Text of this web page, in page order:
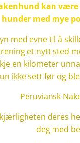
kan
hunder med mye
med evne til å
et nytt sted
en kilometer
ikke sett før og
Peruviansk
deres
deg med